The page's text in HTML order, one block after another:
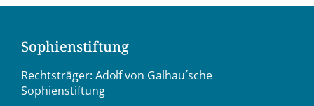
Sophienstiftung
Rechtsträger: Adolf von Galhau´sche
Sophienstiftung